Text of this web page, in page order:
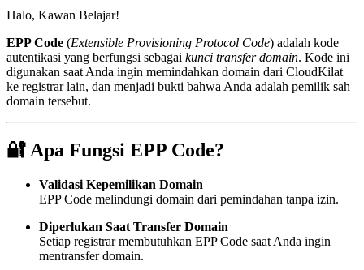
Halo, Kawan Belajar!
EPP Code (Extensible Provisioning Protocol Code) adalah kode
autentikasi yang berfungsi sebagai kunci transfer domain. Kode ini
digunakan saat Anda ingin memindahkan domain dari CloudKilat
ke registrar lain, dan menjadi bukti bahwa Anda adalah pemilik sah
domain tersebut.
🔐 Apa Fungsi EPP Code?
Validasi Kepemilikan Domain
EPP Code melindungi domain dari pemindahan tanpa izin.
Diperlukan Saat Transfer Domain
Setiap registrar membutuhkan EPP Code saat Anda ingin
mentransfer domain.